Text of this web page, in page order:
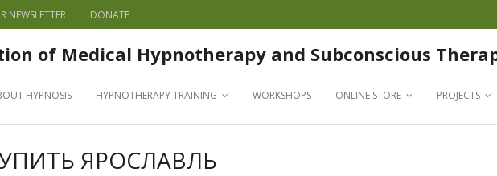
NEWSLETTER DONATE
of Medical Hypnotherapy and Subconscious
HYPNOSIS HYPNOTHERAPY TRAINING WORKSHOPS ONLINE STORE PROJECTS
ЯРОСЛАВЛЬ